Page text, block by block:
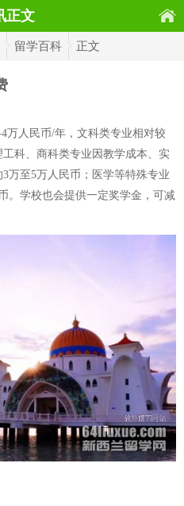
正文
留学百科 正文
万人民币/年，文科类专业相对较
科、商科类专业因教学成本、实
万至5万人民币；医学等特殊专业
。学校也会提供一定奖学金，可减